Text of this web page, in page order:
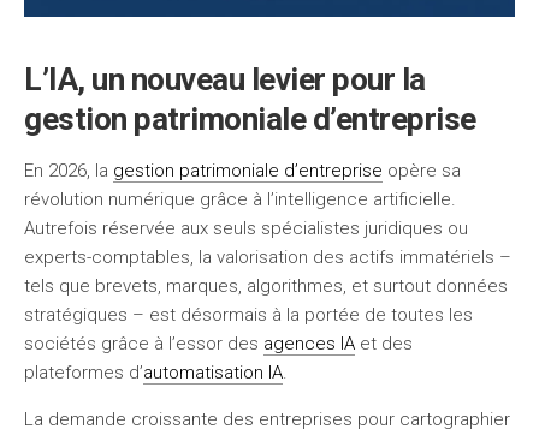
L’IA, un nouveau levier pour la
gestion patrimoniale d’entreprise
En 2026, la gestion patrimoniale d’entreprise opère sa
révolution numérique grâce à l’intelligence artificielle.
Autrefois réservée aux seuls spécialistes juridiques ou
experts-comptables, la valorisation des actifs immatériels –
tels que brevets, marques, algorithmes, et surtout données
stratégiques – est désormais à la portée de toutes les
sociétés grâce à l’essor des agences IA et des
plateformes d’automatisation IA.
La demande croissante des entreprises pour cartographier